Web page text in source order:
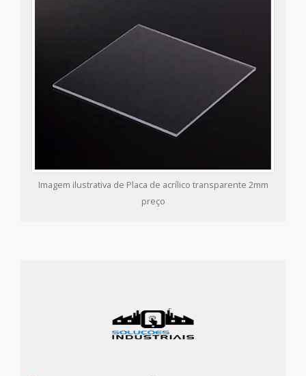
Imagem ilustrativa de Placa de acrílico transparente 2mm
preço